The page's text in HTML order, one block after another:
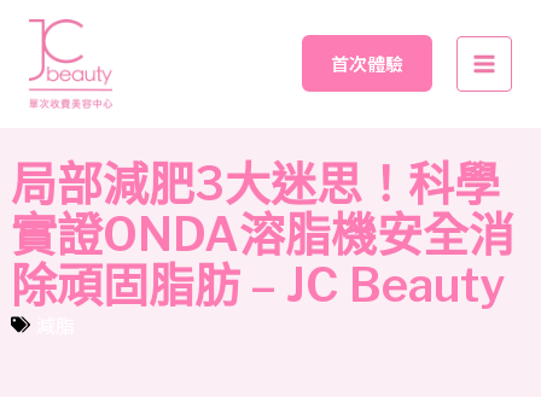
Skip
content
首次體驗
Main
局部減肥3大迷思！科學
實證ONDA溶脂機安全消
除頑固脂肪 – JC Beauty